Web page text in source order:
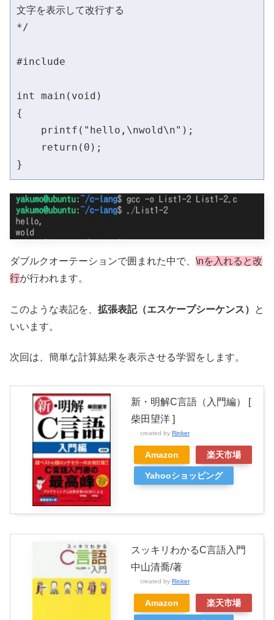
文字を表示して改行する
*/
#include
int main(void)
{
    printf("hello,\nwold\n");
    return(0);
}
ダブルクオーテーションで囲まれた中で、 \nを入れると改
行が行われます。
このような表記を、 拡張表記（エスケープシーケンス）
と
いいます。
次回は、簡単な計算結果を表示させる学習をします。
新・明解C言語（入門編） [
柴田望洋 ]
created by Rinker
Amazon 楽天市場
Yahooショッピング
スッキリわかるC言語入門
中山清喬/著
created by Rinker
Amazon 楽天市場